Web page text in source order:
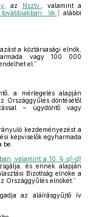
, az Nsztv.
, valamint a
Ve.) alábbi
a köztársasági elnök,
vagy 100 000
el.”
a mérlegelés alapján
Országgyűlés döntésétől
– ügydöntő vagy
kezdeményezést a
képviselők egyharmada
be.
valamint a 10. §a)–d)
és ennek alapján
Bizottság elnöke a
Országgyűlés elnökét.”
az aláírásgyűjtő ív